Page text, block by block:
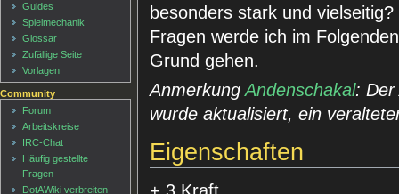
besonders stark und vielseitig?
Fragen werde ich im
Grund gehen.
AnmerkungAndenschakal: Der
wurde aktualisiert, ein
Eigenschaften
Guides
Spielmechanik
Glossar
Zufällige Seite
Vorlagen
Community
Forum
Arbeitskreise
IRC-Chat
Häufig gestellte
Fragen
DotAWiki verbreiten